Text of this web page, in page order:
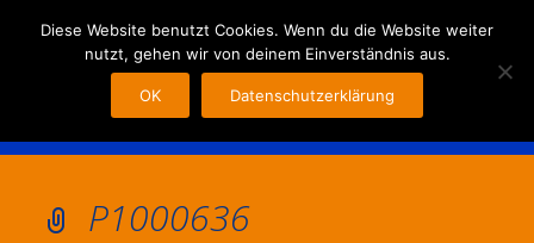
P1000636
MENU
Diese Website benutzt Cookies. Wenn du die Website weiter
nutzt, gehen wir von deinem Einverständnis aus.
OK Datenschutzerklärung